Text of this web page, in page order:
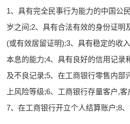
1、具有完全民事行为能力的中国公
岁之间;2、具有合法有效的身份证明
(或有效居留证明);3、具有稳定的收
本息的能力;4、具有良好的信用记录
及不良记录;5、在工商银行零售内部
上风险等级;6、工商银行存量客户,
7、在工商银行开立个人结算账户;8